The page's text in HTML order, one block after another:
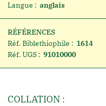
Langue : anglais
RÉFÉRENCES
Réf. Biblethiophile : 1614
Réf. UGS : 91010000
COLLATION :